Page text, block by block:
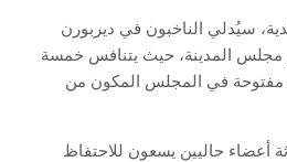
سيُدلي الناخبون في ديربورن
المدينة، حيث يتنافس خمسة
مفتوحة في المجلس المكون من
أعضاء حاليين يسعون للاحتفاظ